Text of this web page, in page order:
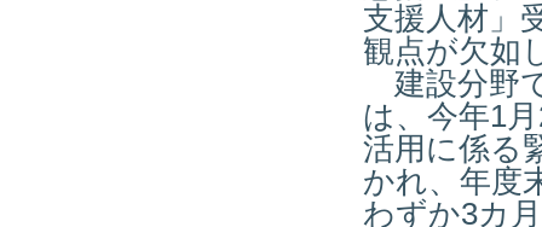
支援人材」
観点が欠如
建設分野
は、今年1月
活用に係る
かれ、年度
わずか3カ